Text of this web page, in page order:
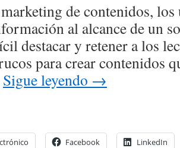
de contenidos, los
al alcance de un
destacar y retener a los
para crear contenidos
Sigue leyendo →
Facebook LinkedIn